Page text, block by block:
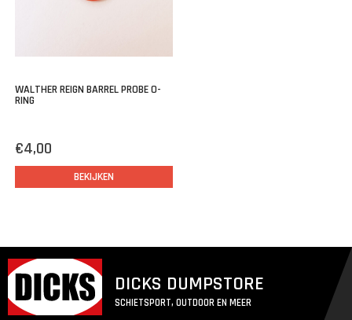
WALTHER REIGN BARREL PROBE O-
RING
€4,00
BEKIJKEN
DICKS DUMPSTORE
SCHIETSPORT, OUTDOOR EN MEER